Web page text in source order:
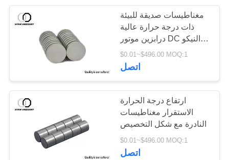
مغناطيس دائم
24
مغناطيس مخصص
مغناطيسات صديقة للبيئة
ذات درجة حرارة عالية
درابزين موتور DC النيكو V
بيك اب
$0.01~$496.00 MOQ:1
اتصل
ارتفاع درجة الحرارة
الاستقرار مغناطيسات
النادرة مع شكل التخصيص
$0.01~$496.00 MOQ:1
اتصل